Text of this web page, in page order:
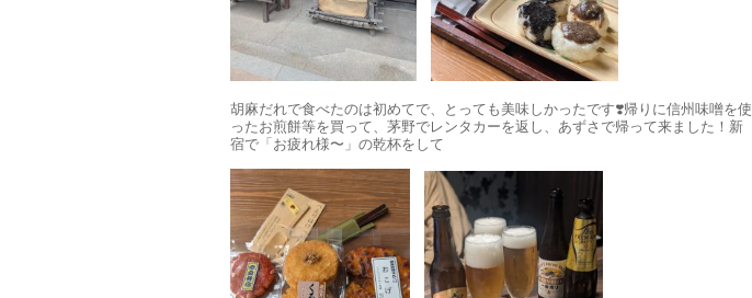
胡麻だれで食べたのは初めてで、とっても美味しかったです❣️帰りに信州味噌󠄀を使
ったお煎餅等を買って、茅野でレンタカーを返し、あずさで帰って来ました！新
宿で「お疲れ様〜」の乾杯をして